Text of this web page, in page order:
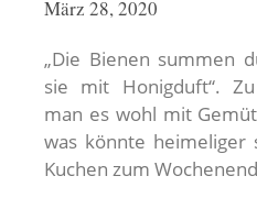
März 28, 2020
„Die Bienen summen
sie mit Honigduft“.
man es wohl mit
was könnte heimeliger
Kuchen zum